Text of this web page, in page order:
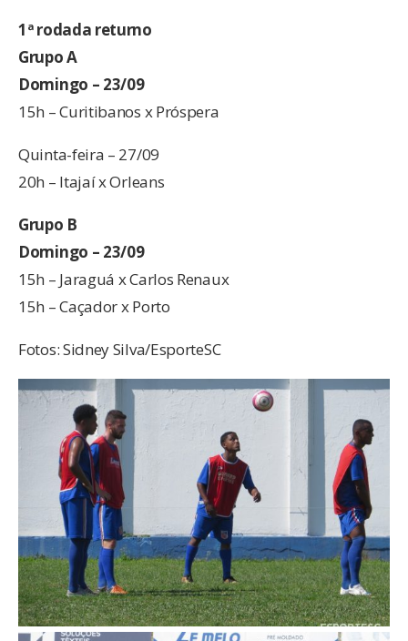
1ª rodada returno
Grupo A
Domingo – 23/09
15h – Curitibanos x Próspera
Quinta-feira – 27/09
20h – Itajaí x Orleans
Grupo B
Domingo – 23/09
15h – Jaraguá x Carlos Renaux
15h – Caçador x Porto
Fotos: Sidney Silva/EsporteSC